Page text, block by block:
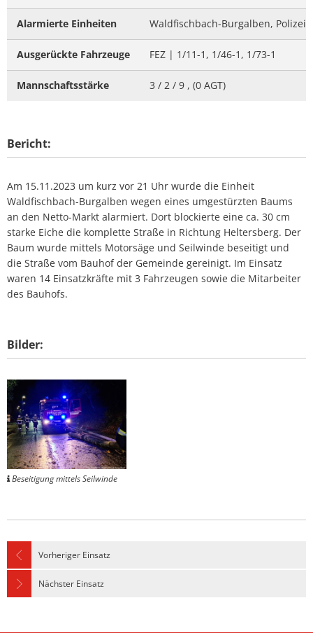
Alarmierte Einheiten Waldfischbach-Burgalben, Polizei
Ausgerückte Fahrzeuge FEZ | 1/11-1, 1/46-1, 1/73-1
Mannschaftsstärke 3 / 2 / 9 , (0 AGT)
Bericht:
Am 15.11.2023 um kurz vor 21 Uhr wurde die Einheit
Waldfischbach-Burgalben wegen eines umgestürzten Baums
an den Netto-Markt alarmiert. Dort blockierte eine ca. 30 cm
starke Eiche die komplette Straße in Richtung Heltersberg. Der
Baum wurde mittels Motorsäge und Seilwinde beseitigt und
die Straße vom Bauhof der Gemeinde gereinigt. Im Einsatz
waren 14 Einsatzkräfte mit 3 Fahrzeugen sowie die Mitarbeiter
des Bauhofs.
Bilder:
Beseitigung mittels Seilwinde
Vorheriger Einsatz
Nächster Einsatz